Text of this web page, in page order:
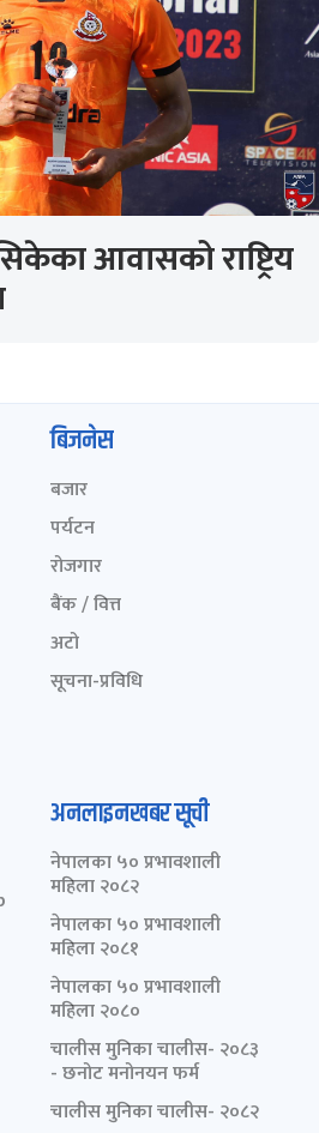
आवासको राष्ट्रिय
बिजनेस
बजार
पर्यटन
रोजगार
बैंक / वित्त
अटो
सूचना-प्रविधि
अनलाइनखबर सूची
नेपालका ५० प्रभावशाली
महिला २०८२
नेपालका ५० प्रभावशाली
महिला २०८१
नेपालका ५० प्रभावशाली
महिला २०८०
चालीस मुनिका चालीस- २०८३
- छनोट मनोनयन फर्म
चालीस मुनिका चालीस- २०८२